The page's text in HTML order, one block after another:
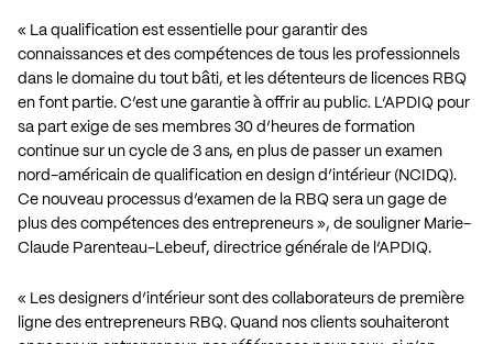
« La qualification est essentielle pour garantir des
connaissances et des compétences de tous les professionnels
dans le domaine du tout bâti, et les détenteurs de licences RBQ
en font partie. C’est une garantie à offrir au public. L’APDIQ pour
sa part exige de ses membres 30 d’heures de formation
continue sur un cycle de 3 ans, en plus de passer un examen
nord-américain de qualification en design d’intérieur (NCIDQ).
Ce nouveau processus d’examen de la RBQ sera un gage de
plus des compétences des entrepreneurs », de souligner Marie-
Claude Parenteau-Lebeuf, directrice générale de l’APDIQ.
« Les designers d’intérieur sont des collaborateurs de première
ligne des entrepreneurs RBQ. Quand nos clients souhaiteront